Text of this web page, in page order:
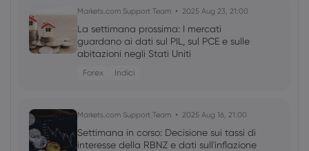
Markets.com Support Team 2025 Aug 23, 21:00
La settimana prossima: I mercati
guardano ai dati sul PIL, sul PCE e sulle
abitazioni negli Stati Uniti
Forex Indici
Markets.com Support Team 2025 Aug 16, 21:00
Settimana in corso: Decisione sui tassi di
interesse della RBNZ e dati sull'inflazione